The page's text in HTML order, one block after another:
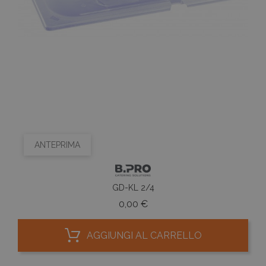
ANTEPRIMA
GD-KL 2/4
0,00 €Prezzo
AGGIUNGI AL CARRELLO